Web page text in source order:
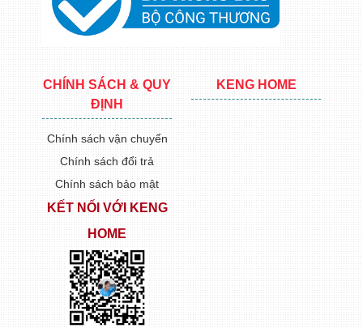
CHÍNH SÁCH & QUY
ĐỊNH
Chính sách vận chuyển
Chính sách đổi trả
Chính sách bảo mật
KẾT NỐI VỚI KENG
HOME
KENG HOME